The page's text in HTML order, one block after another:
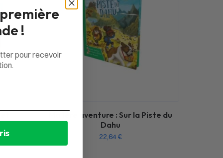
Ma 1ère aventure : Sur la Piste du
Dahu
22,64€
!
pour recevoir